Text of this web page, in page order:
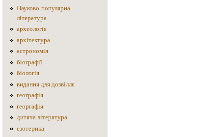
Науково-популярна
література
археологія
архітектура
астрономія
біографії
біологія
видання для дозвілля
географія
георгафія
дитяча література
езотерика